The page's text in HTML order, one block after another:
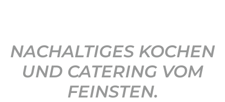
NACHALTIGES KOCHEN
UND CATERING VOM
FEINSTEN.